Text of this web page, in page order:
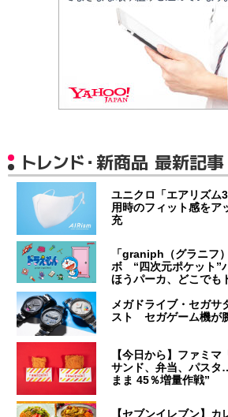
トレンド・新商品 最新記事
ユニクロ「エアリズ
用時のフィット感をア
充
「graniph（グラニフ
ボ “四次元ポケット”
ほうパーカ、どこで
メガドライブ・セガサ
スト セガゲーム機が
【今日から】ファミ
サンド、弁当、パス
まま 45％増量作戦”
【セブンイレブン】